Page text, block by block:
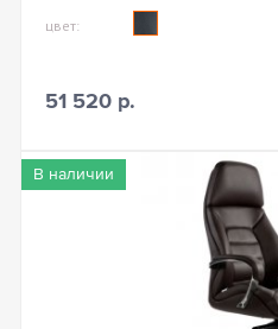
цвет:
51 520 р.
В наличии